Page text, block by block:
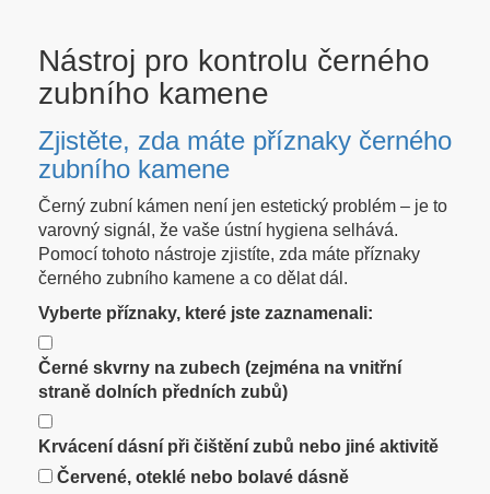
Nástroj pro kontrolu černého
zubního kamene
Zjistěte, zda máte příznaky černého
zubního kamene
Černý zubní kámen není jen estetický problém – je to
varovný signál, že vaše ústní hygiena selhává.
Pomocí tohoto nástroje zjistíte, zda máte příznaky
černého zubního kamene a co dělat dál.
Vyberte příznaky, které jste zaznamenali:
Černé skvrny na zubech (zejména na vnitřní
straně dolních předních zubů)
Krvácení dásní při čištění zubů nebo jiné aktivitě
Červené, oteklé nebo bolavé dásně